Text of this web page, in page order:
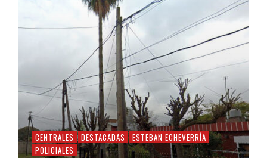
CENTRALES DESTACADAS
ESTEBAN ECHEVERRÍA
POLICIALES